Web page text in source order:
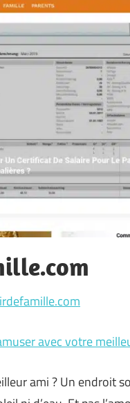
avec votre
ami ? Un endroit